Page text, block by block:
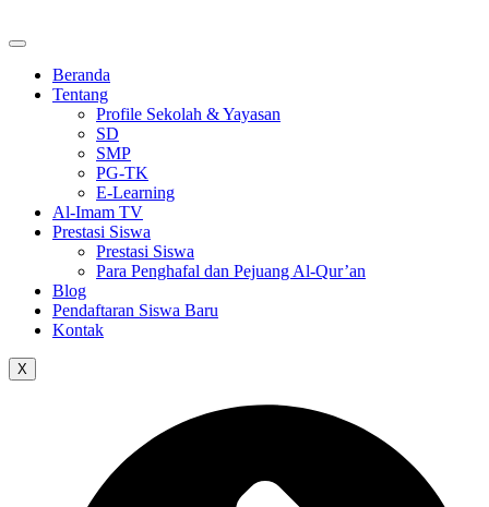
to
contentBeranda
Tentang
Profile Sekolah & Yayasan
SD
SMP
PG-TK
E-Learning
Al-Imam TV
Prestasi Siswa
Prestasi Siswa
Para Penghafal dan Pejuang Al-Qur’an
Blog
Pendaftaran Siswa Baru
Kontak
X